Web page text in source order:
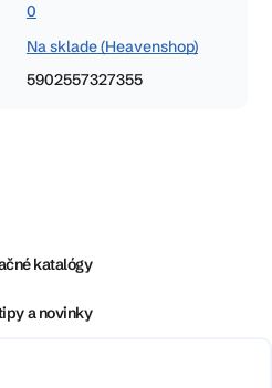
0
Na sklade (Heavenshop)
5902557327355
katalógy
a novinky